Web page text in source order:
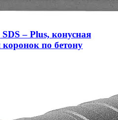
– Plus, конусная
по бетону